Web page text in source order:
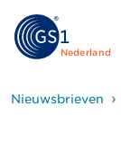
Nederland
Nieuwsbrieven